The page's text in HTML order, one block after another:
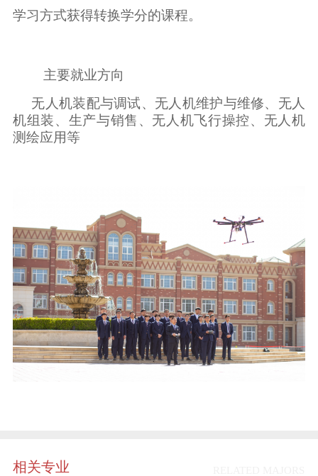
学习方式获得转换学分的课程。
主要就业方向
无人机装配与调试、无人机维护与维修、无人
机组装、生产与销售、无人机飞行操控、无人机
测绘应用等
相关专业